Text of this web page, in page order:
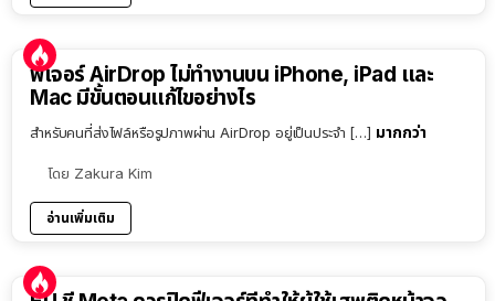
ฟีเจอร์ AirDrop ไม่ทำงานบน iPhone, iPad และ
Mac มีขั้นตอนแก้ไขอย่างไร
สำหรับคนที่ส่งไฟล์หรือรูปภาพผ่าน AirDrop อยู่เป็นประจำ […] มากกว่า
โดย Zakura Kim
อ่านเพิ่มเติม